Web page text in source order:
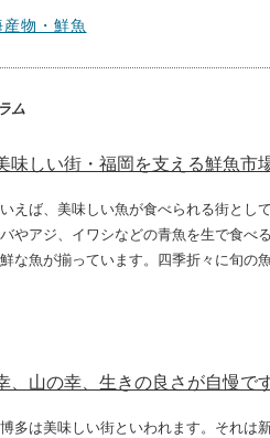
産物・鮮魚
ム
味しい街・福岡を支える鮮魚市
えば、美味しい魚が食べられる街とし
やアジ、イワシなどの青魚を生で食べ
な魚が揃っています。四季折々に旬の
、山の幸、生きの良さが自慢で
多は美味しい街といわれます。それは